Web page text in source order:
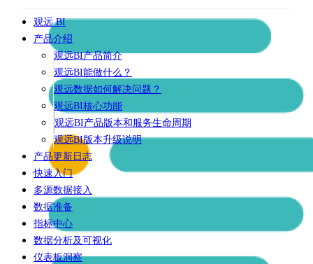
观远 BI
产品介绍
观远BI产品简介
观远BI能做什么？
观远数据如何解决问题？
观远BI核心功能
观远BI产品版本和服务生命周期
观远BI版本升级说明
产品更新日志
快速入门
多源数据接入
数据准备
指标中心
数据分析及可视化
仪表板洞察